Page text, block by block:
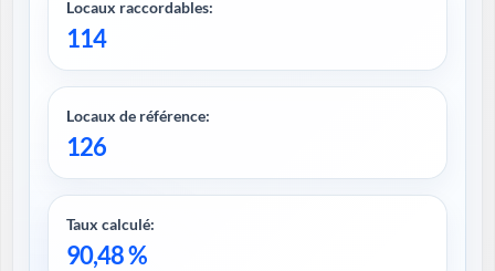
Locaux raccordables:
114
Locaux de référence:
126
Taux calculé:
90,48 %